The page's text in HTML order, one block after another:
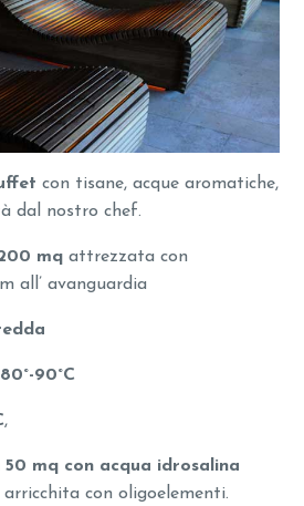
con tisane, acque aromatiche,
dal nostro chef.
mq attrezzata con
all’ avanguardia
90°C
,
50 mq con acqua idrosalina
arricchita con oligoelementi.